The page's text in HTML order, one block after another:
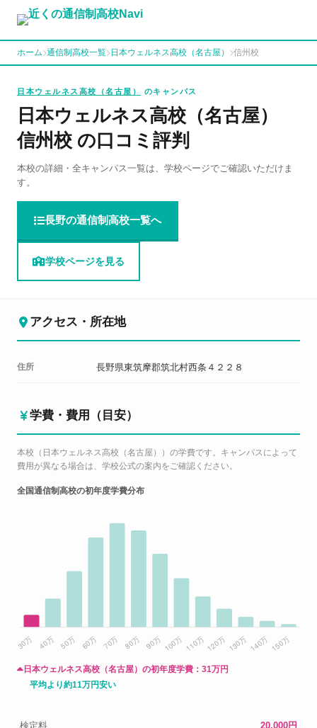
ホーム 通信制高校一覧 日本ウェルネス高校（名古屋） 信州校
日本ウェルネス高校（名古屋） のキャンパス
日本ウェルネス高校（名古屋）
信州校 の口コミ評判
本校の詳細・全キャンパス一覧は、学校ページでご確認いただけま
す。
長野の通信制高校一覧へ
学校ページを見る
アクセス・所在地
住所 長野県東筑摩郡筑北村西条４２２８
学費・費用（目安）
本校（日本ウェルネス高校（名古屋））の学費です。キャンパスによって
費用が異なる場合は、学校公式の案内をご確認ください。
全国通信制高校の初年度学費分布
日本ウェルネス高校（名古屋）の初年度学費： 31万円
平均より約11万円安い
検定料 20,000円